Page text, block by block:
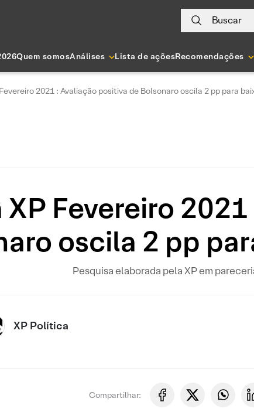
Buscar
Quem somosAnálises Lista de açõesRecomendações
2021 : Avaliação positiva de Bolsonaro oscila 2 pp para
XP Fevereiro
oscila 2 pp
Pesquisa elaborada pela XP em
XP Política
Compartilhar: